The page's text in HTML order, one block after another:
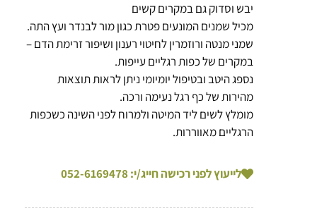
יבש וסדוק גם במקרים קשים
מכיל שמנים המונעים פטרת כגון מור לבנדר ועץ התה.
שמני מנטה ורוזמרין לחיטוי רענון ושיפור זרימת הדם –
במקרים של כפות רגליים עייפות.
נספג היטב ובטיפול יומיומי ניתן לראות תוצאות
מהירות של כף רגל נעימה ורכה.
מומלץ לשים ליד המיטה ולמרוח לפני השינה כשכפות
הרגליים מאווררות.
לייעוץ לפני רכישה חייג/י: 052-6169478